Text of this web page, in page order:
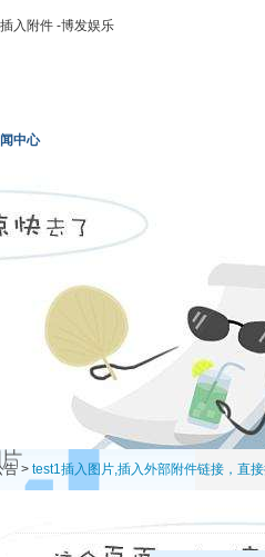
入附件 -博发娱乐
中心
告 > test1插入图片,插入外部附件链接，直